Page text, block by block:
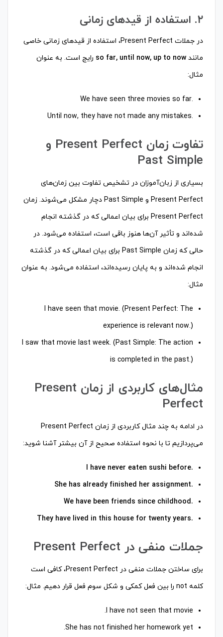
۲. استفاده از قیدهای زمانی
در جملات Present Perfect، استفاده از قیدهای زمانی خاصی
مانند so far, until now, up to now رایج است. به عنوان
مثال:
.We have seen three movies so far
.Until now, they have not made any mistakes
تفاوت زمان Present Perfect و
Past Simple
بسیاری از زبان‌آموزان در تشخیص تفاوت بین زمان‌های
Present Perfect و Past Simple دچار مشکل می‌شوند. زمان
Present Perfect برای بیان اعمالی که در گذشته انجام
شده‌اند و تأثیر آن‌ها هنوز باقی است، استفاده می‌شود. در
حالی که زمان Past Simple برای بیان اعمالی که در گذشته
انجام شده‌اند و به پایان رسیده‌اند، استفاده می‌شود. به عنوان
مثال:
I have seen that movie. (Present Perfect: The
experience is relevant now.)
I saw that movie last week. (Past Simple: The action
is completed in the past.)
مثال‌های کاربردی از زمان Present
Perfect
در ادامه به چند مثال کاربردی از زمان Present Perfect
می‌پردازیم تا با نحوه استفاده صحیح از آن بیشتر آشنا شوید:
.I have never eaten sushi before
.She has already finished her assignment
.We have been friends since childhood
.They have lived in this house for twenty years
جملات منفی در Present Perfect
برای ساختن جملات منفی در Present Perfect، کافی است
کلمه not را بین فعل کمکی و شکل سوم فعل قرار دهیم. مثال:
I have not seen that movie.
She has not finished her homework yet.